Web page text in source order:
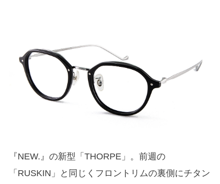
『NEW.』の新型「THORPE」。前週の
「RUSKIN」と同じくフロントリムの裏側にチタン